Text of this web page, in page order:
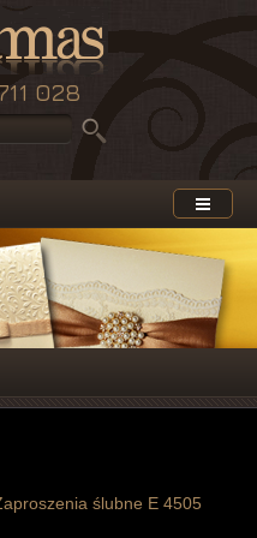
028
ślubne E 4505